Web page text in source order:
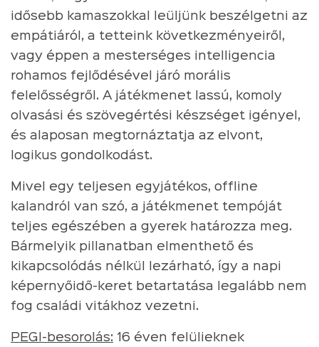
idősebb kamaszokkal leüljünk beszélgetni az
empátiáról, a tetteink következményeiről,
vagy éppen a mesterséges intelligencia
rohamos fejlődésével járó morális
felelősségről. A játékmenet lassú, komoly
olvasási és szövegértési készséget igényel,
és alaposan megtornáztatja az elvont,
logikus gondolkodást.
Mivel egy teljesen egyjátékos, offline
kalandról van szó, a játékmenet tempóját
teljes egészében a gyerek határozza meg.
Bármelyik pillanatban elmenthető és
kikapcsolódás nélkül lezárható, így a napi
képernyőidő-keret betartatása legalább nem
fog családi vitákhoz vezetni.
PEGI-besorolás: 16 éven felülieknek